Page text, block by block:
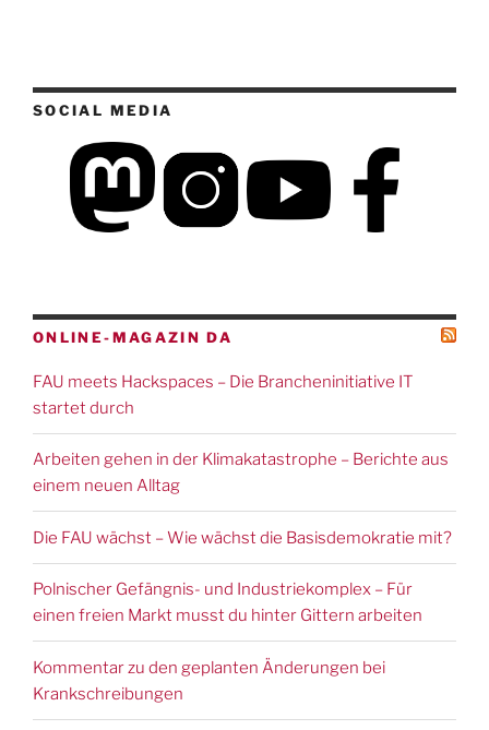
SOCIAL MEDIA
ONLINE-MAGAZIN DA
FAU meets Hackspaces – Die Brancheninitiative IT
startet durch
Arbeiten gehen in der Klimakatastrophe – Berichte aus
einem neuen Alltag
Die FAU wächst – Wie wächst die Basisdemokratie mit?
Polnischer Gefängnis- und Industriekomplex – Für
einen freien Markt musst du hinter Gittern arbeiten
Kommentar zu den geplanten Änderungen bei
Krankschreibungen